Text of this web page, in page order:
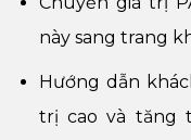
này sang trang
Hướng dẫn
trị cao và tăng